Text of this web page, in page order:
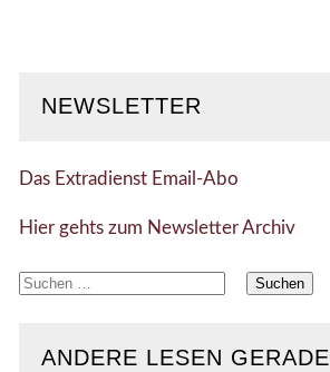
NEWSLETTER
Das Extradienst Email-Abo
Hier gehts zum Newsletter Archiv
Suchen
ANDERE LESEN GERADE